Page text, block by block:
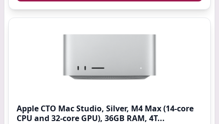
Apple CTO Mac Studio, Silver, M4 Max (14-core
CPU and 32-core GPU), 36GB RAM, 4T...